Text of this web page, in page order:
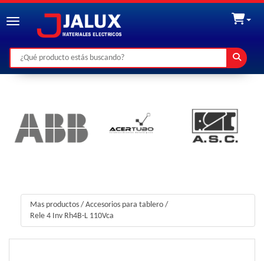
Toggle navigation
Mas productos / Accesorios para tablero /
Rele 4 Inv Rh4B-L 110Vca